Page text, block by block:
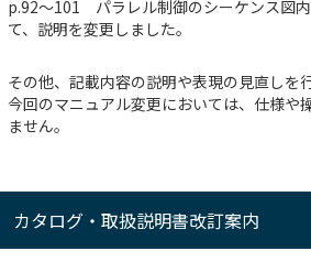
p.92～101 パラレル制御のシーケンス図
て、説明を変更しました。
その他、記載内容の説明や表現の見直しを
今回のマニュアル変更においては、仕様や
ません。
カタログ・取扱説明書改訂案内